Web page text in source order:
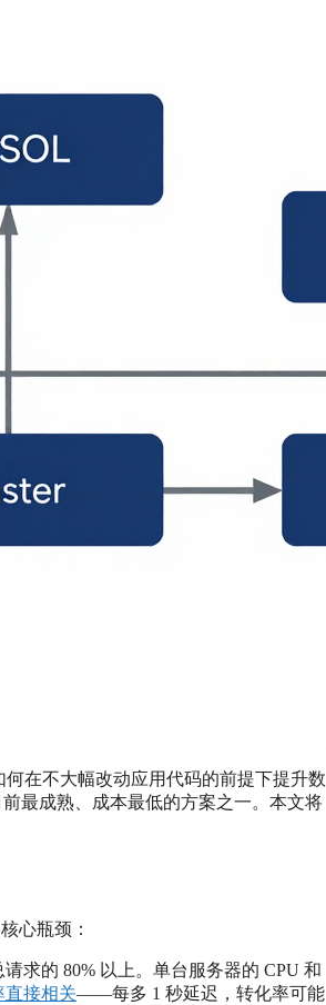
在不大幅改动应用代码的前提下提升数
最成熟、成本最低的方案之一。本文将
心瓶颈：
求的 80% 以上。单台服务器的 CPU 和
直接相关——每多 1 秒延迟，转化率可能